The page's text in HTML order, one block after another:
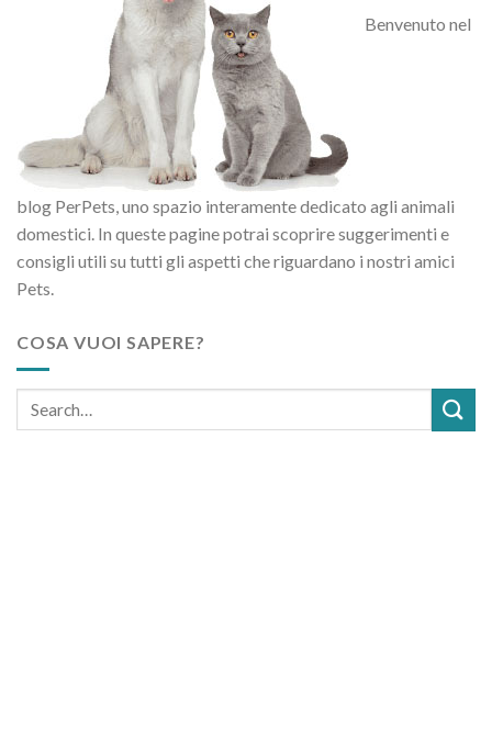
Benvenuto nel
blog PerPets, uno spazio interamente dedicato agli animali
domestici. In queste pagine potrai scoprire suggerimenti e
consigli utili su tutti gli aspetti che riguardano i nostri amici
Pets.
COSA VUOI SAPERE?